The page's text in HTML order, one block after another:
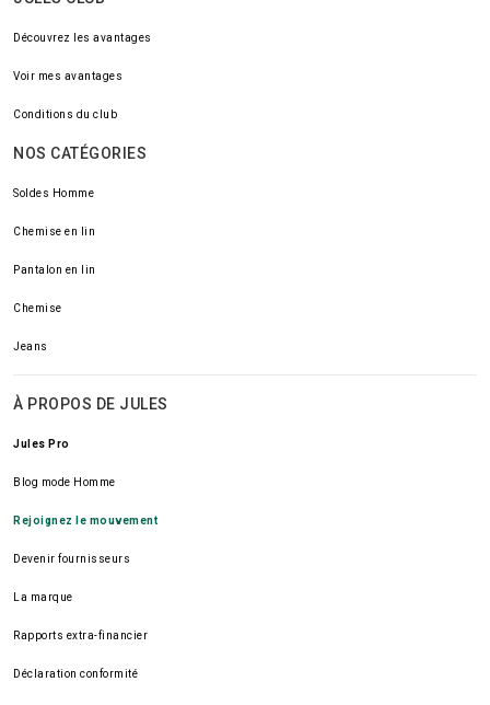
Découvrez les avantages
Voir mes avantages
Conditions du club
NOS CATÉGORIES
Soldes Homme
Chemise en lin
Pantalon en lin
Chemise
Jeans
À PROPOS DE JULES
Jules Pro
Blog mode Homme
Rejoignez le mouvement
Devenir fournisseurs
La marque
Rapports extra-financier
Déclaration conformité